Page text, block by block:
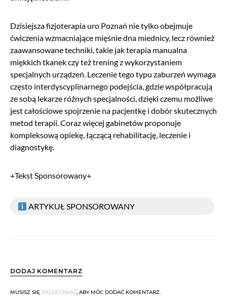
Dzisiejsza fizjoterapia uro Poznań nie tylko obejmuje
ćwiczenia wzmacniające mięśnie dna miednicy, lecz również
zaawansowane techniki, takie jak terapia manualna
miękkich tkanek czy też trening z wykorzystaniem
specjalnych urządzeń. Leczenie tego typu zaburzeń wymaga
często interdyscyplinarnego podejścia, gdzie współpracują
ze sobą lekarze różnych specjalności, dzięki czemu możliwe
jest całościowe spojrzenie na pacjentkę i dobór skutecznych
metod terapii. Coraz więcej gabinetów proponuje
kompleksową opiekę, łączącą rehabilitację, leczenie i
diagnostykę.
+Tekst Sponsorowany+
ARTYKUŁ SPONSOROWANY
DODAJ KOMENTARZ
MUSISZ SIĘ ZALOGOWAĆ, ABY MÓC DODAĆ KOMENTARZ.